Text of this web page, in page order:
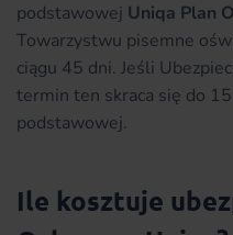
podstawowej Uniqa Plan
Towarzystwu pisemne
ciągu 45 dni. Jeśli
termin ten skraca się do
podstawowej.
Ile kosztuje